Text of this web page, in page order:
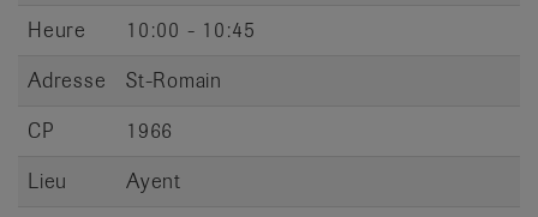
Heure
10:00 - 10:45
Adresse
St-Romain
CP
1966
Lieu
Ayent